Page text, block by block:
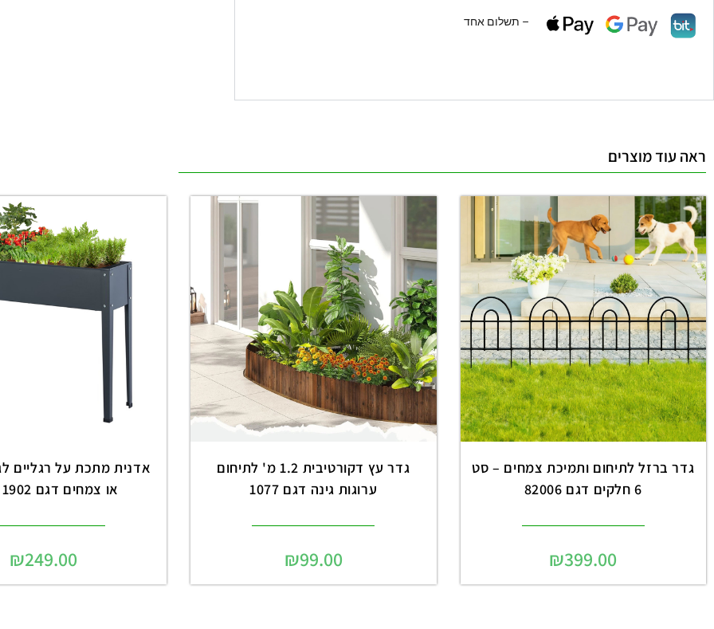
– תשלום אחד
ראה עוד מוצרים
גדר ברזל לתיחום ותמיכת צמחים – סט
6 חלקים דגם 82006
₪399.00
גדר עץ דקורטיבית 1.2 מ' לתיחום
ערוגות גינה דגם 1077
₪99.00
אדנית מתכת על רגליים
או צמחים דגם 1902 שחור
₪249.00